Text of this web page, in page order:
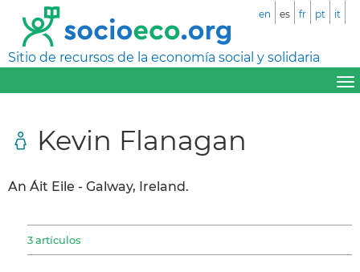
Sitio de recursos de la economía social y solidaria
en es fr pt it
Kevin Flanagan
An Áit Eile - Galway, Ireland.
3 artículos